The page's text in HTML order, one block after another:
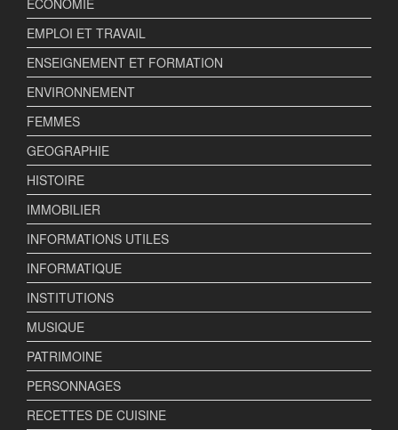
ECONOMIE
EMPLOI ET TRAVAIL
ENSEIGNEMENT ET FORMATION
ENVIRONNEMENT
FEMMES
GEOGRAPHIE
HISTOIRE
IMMOBILIER
INFORMATIONS UTILES
INFORMATIQUE
INSTITUTIONS
MUSIQUE
PATRIMOINE
PERSONNAGES
RECETTES DE CUISINE